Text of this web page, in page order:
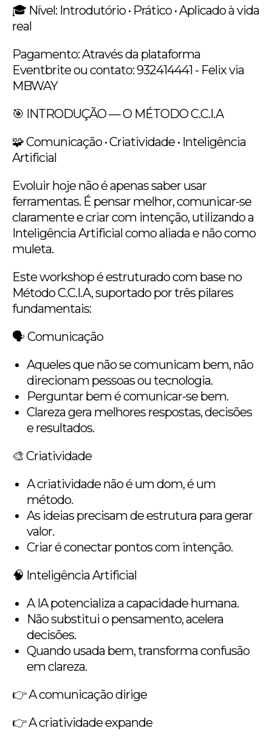
🎓 Nível: Introdutório • Prático • Aplicado à vida
real
Pagamento: Através da plataforma
Eventbrite ou contato: 932414441 - Felix via
MBWAY
🎯 INTRODUÇÃO — O MÉTODO C.C.I.A
🧩 Comunicação • Criatividade • Inteligência
Artificial
Evoluir hoje não é apenas saber usar
ferramentas. É pensar melhor, comunicar-se
claramente e criar com intenção, utilizando a
Inteligência Artificial como aliada e não como
muleta.
Este workshop é estruturado com base no
Método C.C.I.A, suportado por três pilares
fundamentais:
🗣️ Comunicação
Aqueles que não se comunicam bem, não
direcionam pessoas ou tecnologia.
Perguntar bem é comunicar-se bem.
Clareza gera melhores respostas, decisões
e resultados.
🎨 Criatividade
A criatividade não é um dom, é um
método.
As ideias precisam de estrutura para gerar
valor.
Criar é conectar pontos com intenção.
🧠 Inteligência Artificial
A IA potencializa a capacidade humana.
Não substitui o pensamento, acelera
decisões.
Quando usada bem, transforma confusão
em clareza.
👉 A comunicação dirige
👉 A criatividade expande